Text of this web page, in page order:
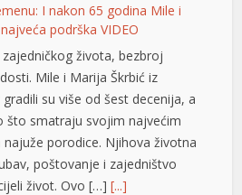
I nakon 65 godina Mile i
podrška VIDEO
života, bezbroj
Mile i Marija Škrbić iz
su više od šest decenija, a
što smatraju svojim najvećim
porodice. Njihova životna
poštovanje i zajedništvo
život. Ovo […][...]